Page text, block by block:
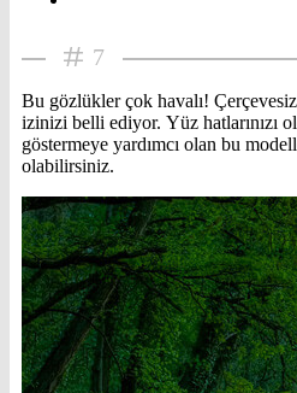
7
Bu gözlükler çok havalı!
izinizi belli ediyor. Yüz hatlarınızı
göstermeye yardımcı olan bu
olabilirsiniz.